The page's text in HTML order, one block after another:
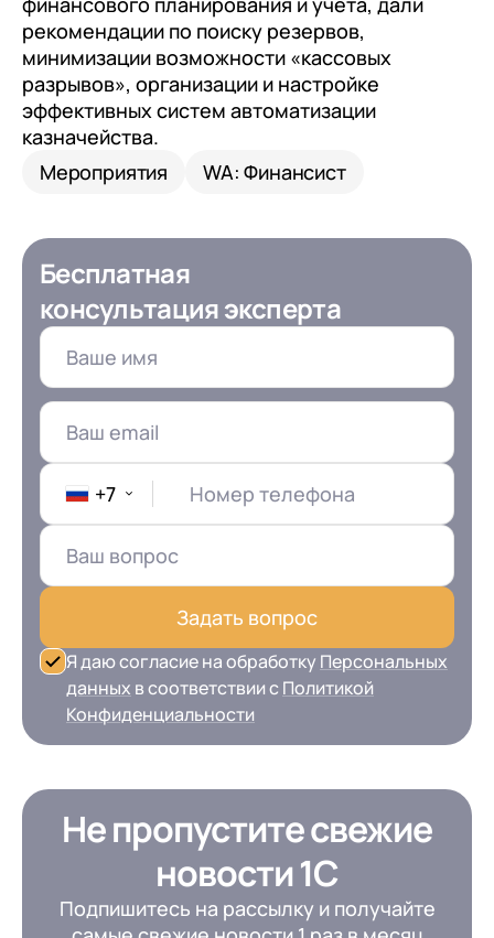
рекомендации по поиску резервов,
минимизации возможности «кассовых
разрывов», организации и настройке
эффективных систем автоматизации
казначейства.
Мероприятия
WA: Финансист
Бесплатная
консультация эксперта
+7 Номер телефона
Задать вопрос
Я даю согласие на обработку Персональных
данных в соответствии сПолитикой
Конфиденциальности
Не пропустите свежие
новости 1С
Подпишитесь на рассылку и получайте
Номер телефона
+7
Номер телефона
Номер телефона
Перейти в корзину